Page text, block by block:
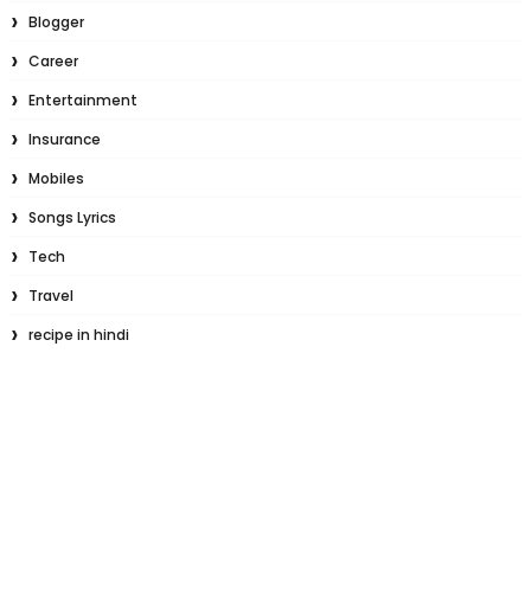
Blogger
Career
Entertainment
Insurance
Mobiles
Songs Lyrics
Tech
Travel
recipe in hindi